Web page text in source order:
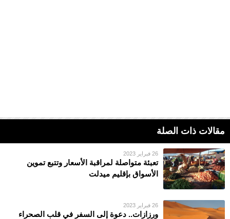
مقالات ذات الصلة
26 فبراير 2023
تعبئة متواصلة لمراقبة الأسعار وتتبع تموين
الأسواق بإقليم ميدلت
26 فبراير 2023
ورزازات.. دعوة إلى السفر في قلب الصحراء